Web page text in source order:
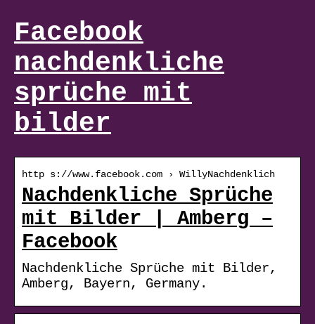
Facebook
nachdenkliche
sprüche mit
bilder
http s://www.facebook.com › WillyNachdenklich
Nachdenkliche Sprüche
mit Bilder | Amberg –
Facebook
Nachdenkliche Sprüche mit Bilder,
Amberg, Bayern, Germany.